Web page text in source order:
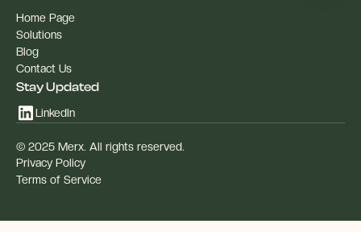
Home Page
Solutions
Blog
Contact Us
Stay Updated
LinkedIn
© 2025 Merx. All rights reserved.
Privacy Policy
Terms of Service